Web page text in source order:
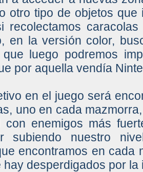
otro tipo de objetos
recolectamos
en la versión color,
luego podremos
por aquella vendía
en el juego será
uno en cada
con enemigos más
subiendo nuestro
encontramos en cada
hay desperdigados por la